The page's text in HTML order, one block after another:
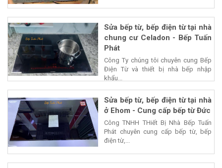
Sửa bếp từ, bếp điện từ tại nhà
chung cư Celadon - Bếp Tuấn
Phát
Công Ty chúng tôi chuyên cung Bếp
Điện Từ và thiết bị nhà bếp nhập
khẩu...
Sửa bếp từ, bếp điện từ tại nhà
ở Ehom - Cung cấp bếp từ Đức
Công TNHH THiết Bị Nhà Bếp Tuấn
Phát chuyên cung cấp bếp từ, bếp
điện từ,...